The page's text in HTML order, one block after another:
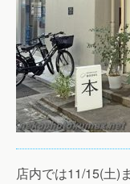
店内では11/15(土)